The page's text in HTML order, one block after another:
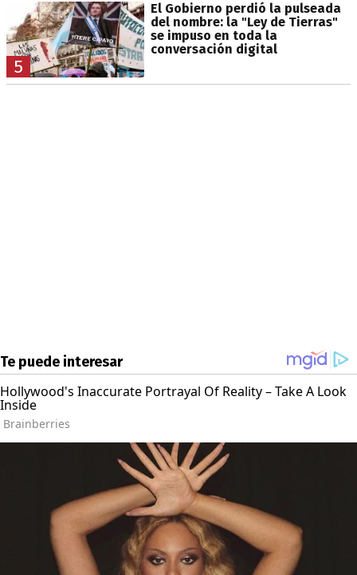
5
El Gobierno perdió la pulseada
del nombre: la "Ley de Tierras"
se impuso en toda la
conversación digital